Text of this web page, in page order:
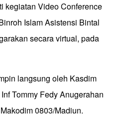
kegiatan Video Conference
Islam Asistensi Bintal
secara virtual, pada
langsung oleh Kasdim
Tommy Fedy Anugerahan
0803/Madiun.